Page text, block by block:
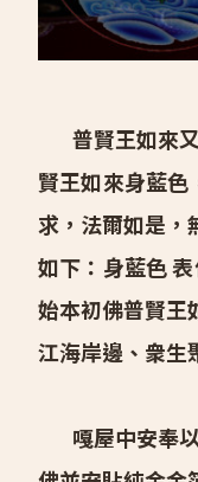
請供度母法本
維修、訂製
普賢王如來
賢王如來身藍色
求，法爾如是，
如下：身藍色
始本初佛普賢王
江海岸邊、衆生
嘎屋中安奉以